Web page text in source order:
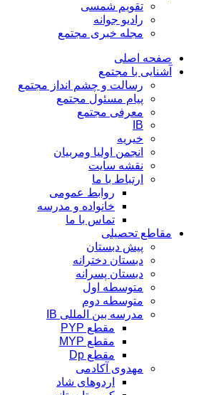
تقویم شمسی
رادیو جوانه
مجله خبری مجتمع
صفحه اصلی
آشنایی با مجتمع
رسالت و چشم انداز مجتمع
پیام مسئول مجتمع
معرفی مجتمع
IB
خیریه
انجمن اولیا ومربیان
نقشه سایت
ارتباط با ما
روابط عمومی
خانواده و مدرسه
تماس با ما
مقاطع تحصیلی
پیش دبستان
دبستان دخترانه
دبستان پسرانه
متوسطه اول
متوسطه دوم
مدرسه بین المللی IB
مقطع PYP
مقطع MYP
مقطع Dp
مهدوی آکادمی
اردوهای شاد